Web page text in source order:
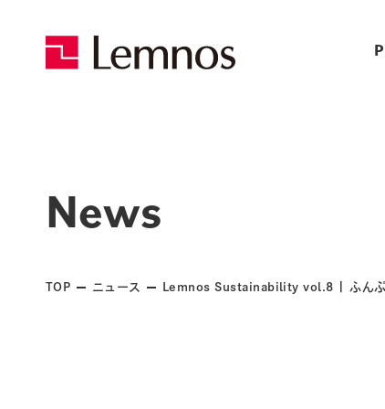
News
TOP ニュース Lemnos Sustainability vol.8 | ふんぷ